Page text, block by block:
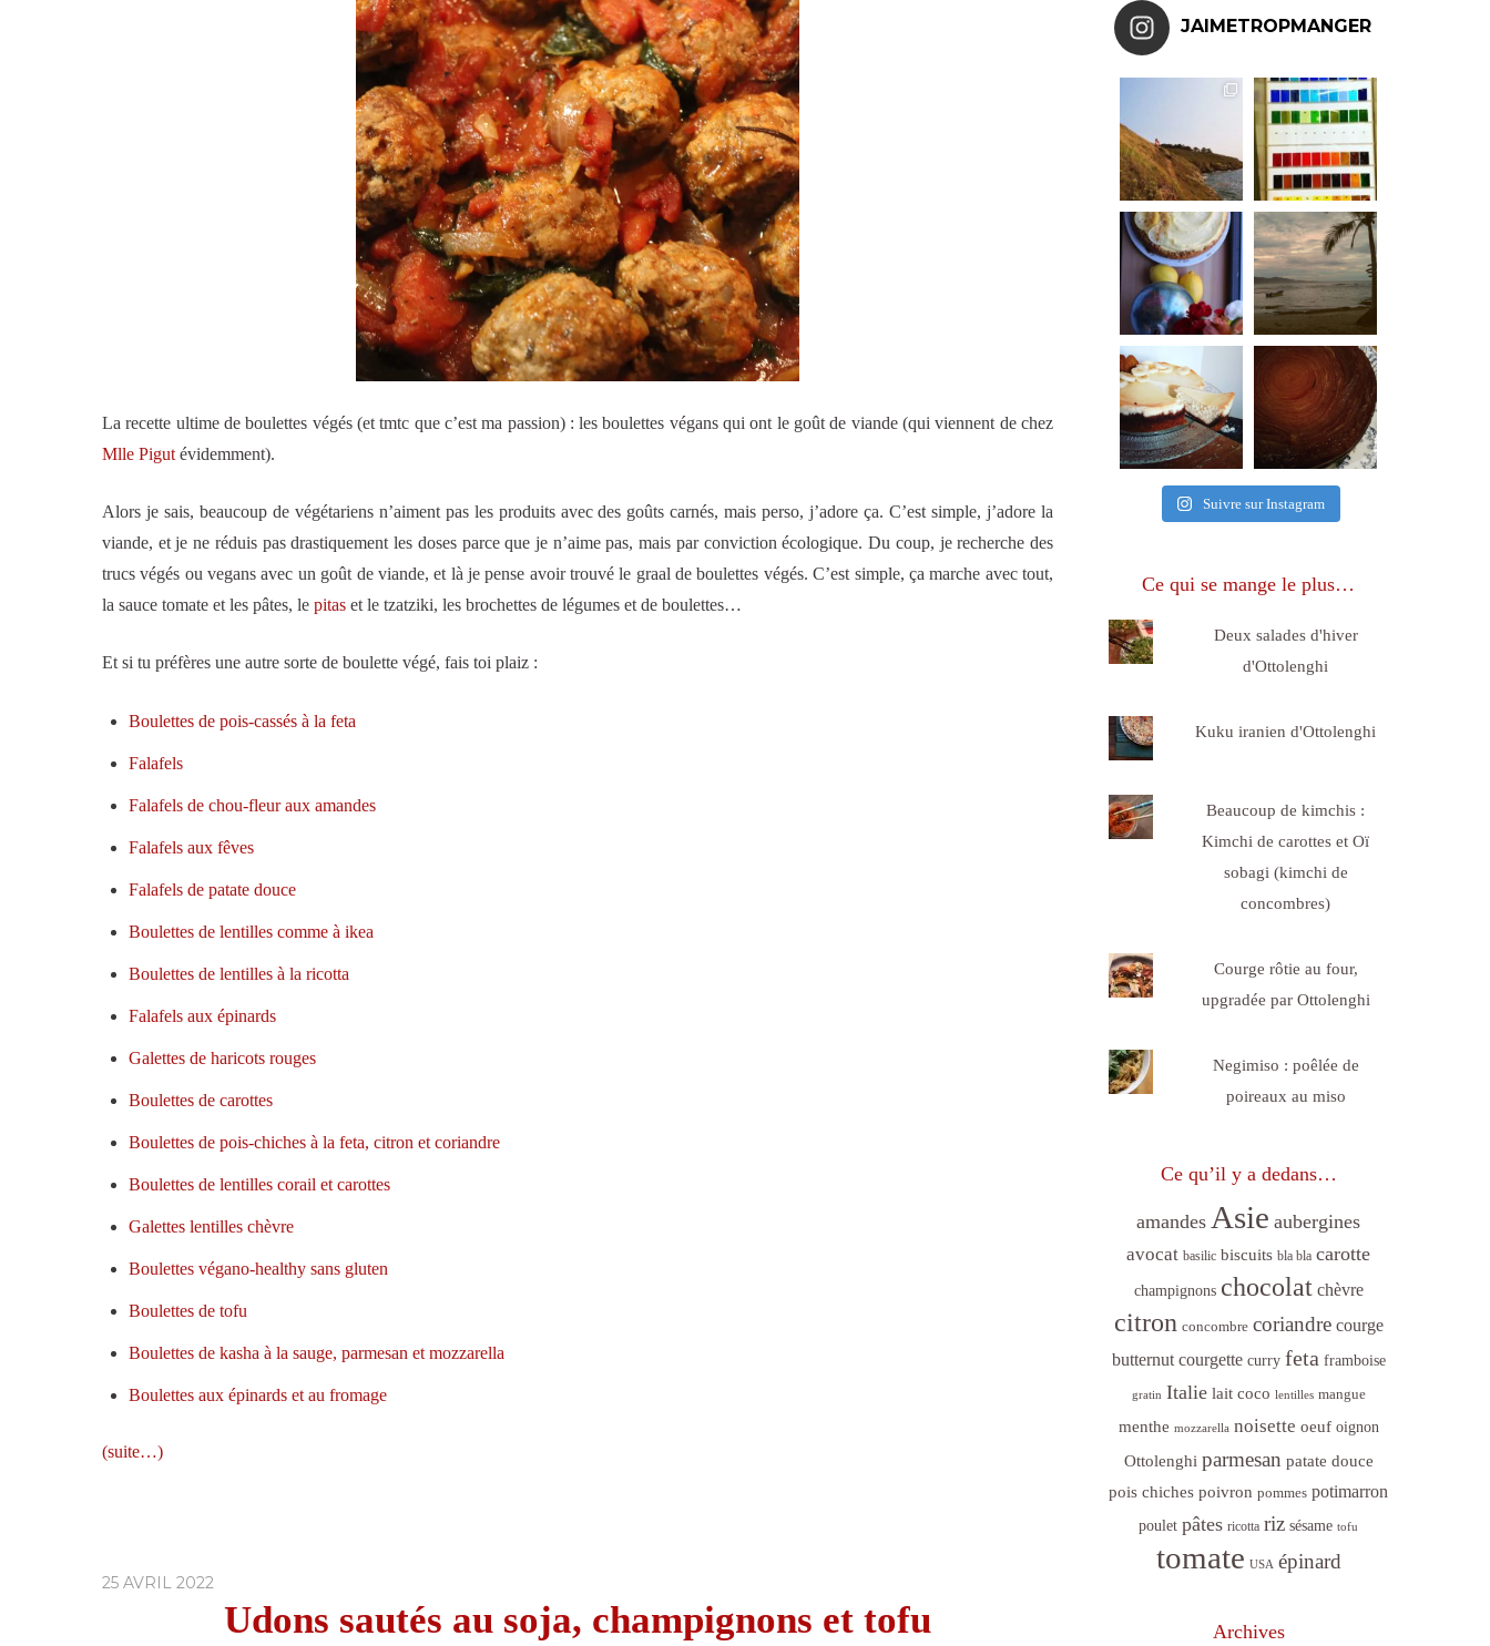
La recette ultime de boulettes végés (et tmtc que c’est ma passion) : les boulettes végans qui ont le goût de viande (qui viennent de chez
Mlle Pigut évidemment).
Alors je sais, beaucoup de végétariens n’aiment pas les produits avec des goûts carnés, mais perso, j’adore ça. C’est simple, j’adore la
viande, et je ne réduis pas drastiquement les doses parce que je n’aime pas, mais par conviction écologique. Du coup, je recherche des
trucs végés ou vegans avec un goût de viande, et là je pense avoir trouvé le graal de boulettes végés. C’est simple, ça marche avec tout,
la sauce tomate et les pâtes, le pitas et le tzatziki, les brochettes de légumes et de boulettes…
Et si tu préfères une autre sorte de boulette végé, fais toi plaiz :
Boulettes de pois-cassés à la feta
Falafels
Falafels de chou-fleur aux amandes
Falafels aux fêves
Falafels de patate douce
Boulettes de lentilles comme à ikea
Boulettes de lentilles à la ricotta
Falafels aux épinards
Galettes de haricots rouges
Boulettes de carottes
Boulettes de pois-chiches à la feta, citron et coriandre
Boulettes de lentilles corail et carottes
Galettes lentilles chèvre
Boulettes végano-healthy sans gluten
Boulettes de tofu
Boulettes de kasha à la sauge, parmesan et mozzarella
Boulettes aux épinards et au fromage
(suite…)
25 AVRIL 2022
Udons sautés au soja, champignons et tofu
JAIMETROPMANGER
Suivre sur Instagram
Ce qui se mange le plus…
Deux salades d'hiver
d'Ottolenghi
Kuku iranien d'Ottolenghi
Beaucoup de kimchis :
Kimchi de carottes et Oï
sobagi (kimchi de
concombres)
Courge rôtie au four,
upgradée par Ottolenghi
Negimiso : poêlée de
poireaux au miso
Ce qu’il y a dedans…
amandes Asie aubergines
avocat basilic biscuits bla bla carotte
champignons chocolat chèvre
citron concombre coriandre courge
butternut courgette curry feta framboise
gratin Italie lait coco lentilles mangue
menthe mozzarella noisette oeuf oignon
Ottolenghi parmesan patate douce
pois chiches poivron pommes potimarron
poulet pâtes ricotta riz sésame tofu
tomate USA épinard
Archives